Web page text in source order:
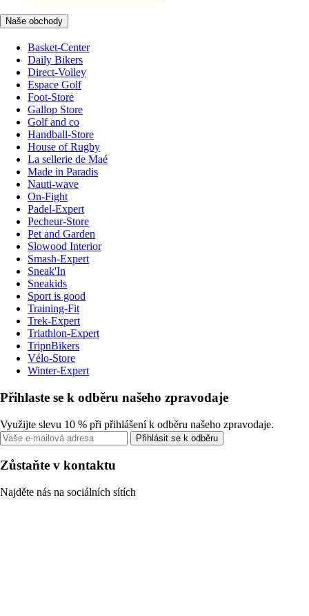
Naše obchody
Basket-Center
Daily Bikers
Direct-Volley
Espace Golf
Foot-Store
Gallop Store
Golf and co
Handball-Store
House of Rugby
La sellerie de Maé
Made in Paradis
Nauti-wave
On-Fight
Padel-Expert
Pecheur-Store
Pet and Garden
Slowood Interior
Smash-Expert
Sneak'In
Sneakids
Sport is good
Training-Fit
Trek-Expert
Triathlon-Expert
TripnBikers
Vélo-Store
Winter-Expert
Přihlaste se k odběru našeho zpravodaje
Využijte slevu 10 % při přihlášení k odběru našeho zpravodaje.
Přihlásit se k odběru
Zůstaňte v kontaktu
Najděte nás na sociálních sítích